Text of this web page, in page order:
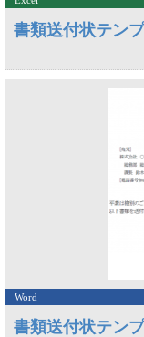
書類送付状テン
Word
書類送付状テン